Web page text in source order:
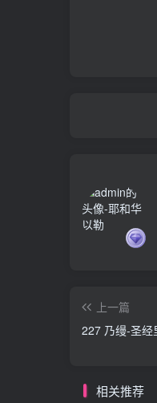
上一篇
227 乃缦-圣
相关推荐